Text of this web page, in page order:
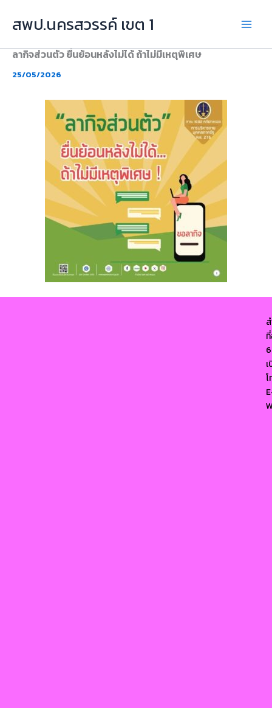
สพป.นครสวรรค์ เขต 1
ลากิจส่วนตัว ยื่นย้อนหลังไม่ได้ ถ้าไม่มีเหตุพิเศษ
25/05/2026